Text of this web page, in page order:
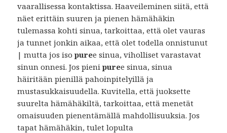
vaarallisessa kontaktissa. Haaveileminen siitä, että
näet erittäin suuren ja pienen hämähäkin
tulemassa kohti sinua, tarkoittaa, että olet vauras
ja tunnet jonkin aikaa, että olet todella onnistunut
| mutta jos isopuree sinua, viholliset varastavat
sinun onnesi. Jos pienipuree sinua, sinua
häiritään pienillä pahoinpitelyillä ja
mustasukkaisuudella. Kuvitella, että juoksette
suurelta hämähäkiltä, ​​tarkoittaa, että menetät
omaisuuden pienentämällä mahdollisuuksia. Jos
tapat hämähäkin, tulet lopulta